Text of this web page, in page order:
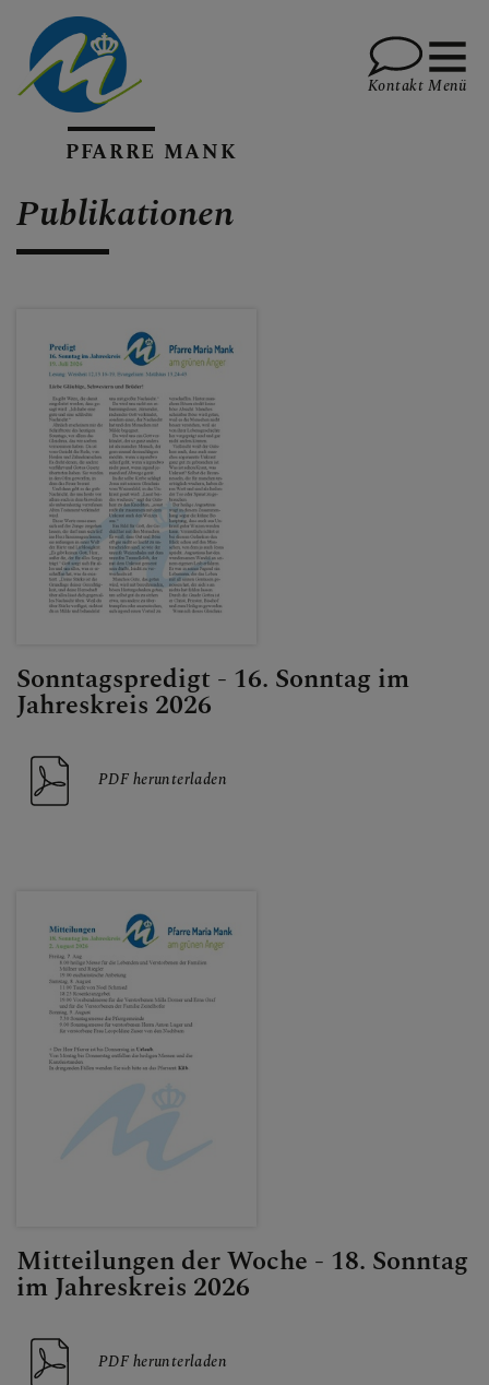
WAS GIBT ES NEUES?
INFOS
UNSER
PFARRKALENDER
PFARRE MANK
Kontakt Menü
Publikationen
Sonntagspredigt - 16. Sonntag im
Jahreskreis 2026
PDF herunterladen
Mitteilungen der Woche - 18. Sonntag
im Jahreskreis 2026
PDF herunterladen